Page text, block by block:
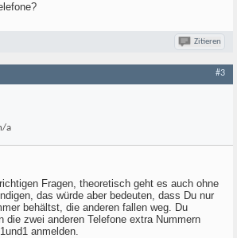
Zitieren
#3
a
Fragen, theoretisch geht es auch ohne
das würde aber bedeuten, dass Du nur
behältst, die anderen fallen weg. Du
die zwei anderen Telefone extra Nummern
anmelden.